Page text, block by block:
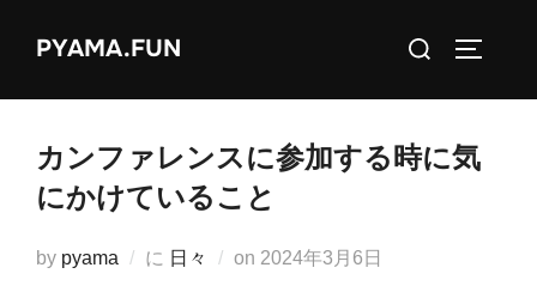
PYAMA.FUN
検
対
カンファレンスに参加する時に気
にかけていること
by pyama に 日々 on 投
2024年3月6日